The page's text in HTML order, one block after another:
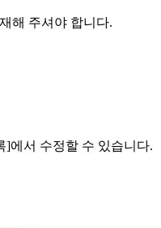
해 주셔야 합니다.
]에서 수정할 수 있습니다.